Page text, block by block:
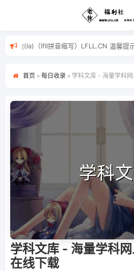
啦(la)（lfll拼音缩写）LFLL.CN 温馨提示
首页 » 每日收录 » 学科文库 - 海量学科
学科文库 - 海量学科
在线下载